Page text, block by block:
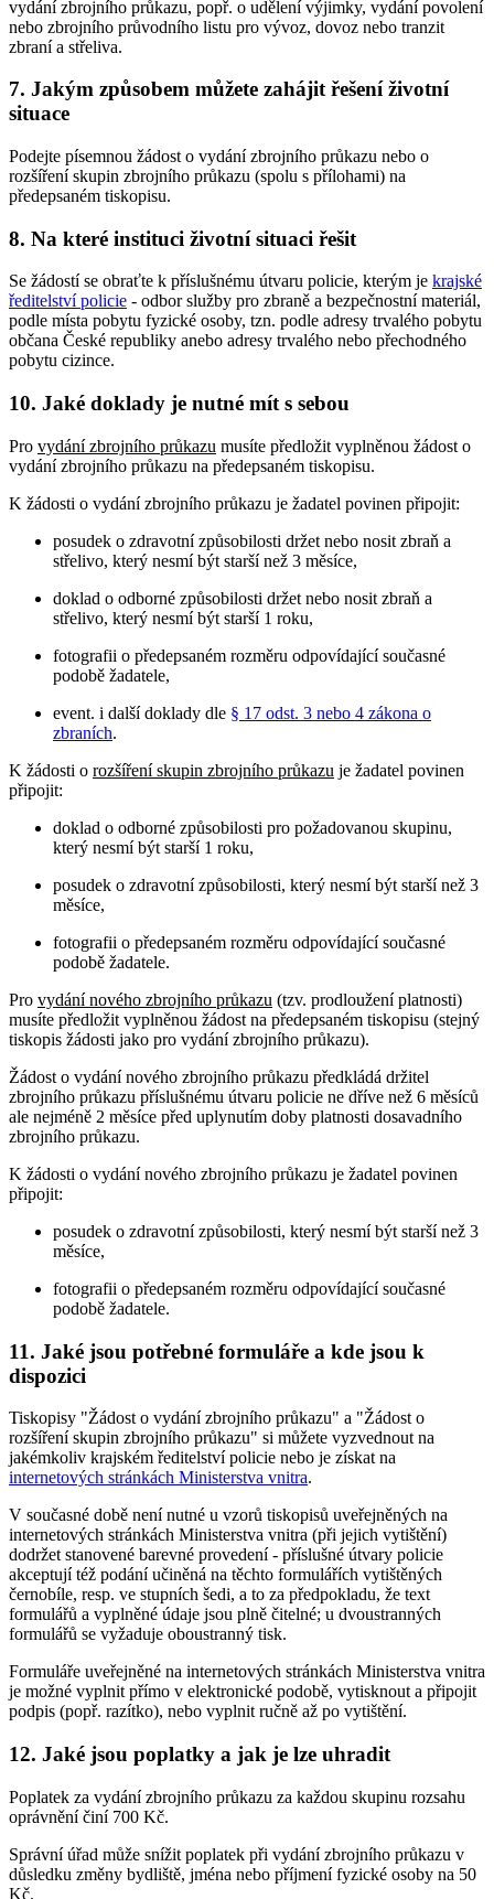
vydání zbrojního průkazu, popř. o udělení výjimky, vydání povolení
nebo zbrojního průvodního listu pro vývoz, dovoz nebo tranzit
zbraní a střeliva.
7. Jakým způsobem můžete zahájit řešení životní
situace
Podejte písemnou žádost o vydání zbrojního průkazu nebo o
rozšíření skupin zbrojního průkazu (spolu s přílohami) na
předepsaném tiskopisu.
8. Na které instituci životní situaci řešit
Se žádostí se obraťte k příslušnému útvaru policie, kterým je krajské
ředitelství policie - odbor služby pro zbraně a bezpečnostní materiál,
podle místa pobytu fyzické osoby, tzn. podle adresy trvalého pobytu
občana České republiky anebo adresy trvalého nebo přechodného
pobytu cizince.
10. Jaké doklady je nutné mít s sebou
Pro vydání zbrojního průkazu musíte předložit vyplněnou žádost o
vydání zbrojního průkazu na předepsaném tiskopisu.
K žádosti o vydání zbrojního průkazu je žadatel povinen připojit:
posudek o zdravotní způsobilosti držet nebo nosit zbraň a
střelivo, který nesmí být starší než 3 měsíce,
doklad o odborné způsobilosti držet nebo nosit zbraň a
střelivo, který nesmí být starší 1 roku,
fotografii o předepsaném rozměru odpovídající současné
podobě žadatele,
event. i další doklady dle § 17 odst. 3 nebo 4 zákona o
zbraních.
K žádosti o rozšíření skupin zbrojního průkazu je žadatel povinen
připojit:
doklad o odborné způsobilosti pro požadovanou skupinu,
který nesmí být starší 1 roku,
posudek o zdravotní způsobilosti, který nesmí být starší než 3
měsíce,
fotografii o předepsaném rozměru odpovídající současné
podobě žadatele.
Pro vydání nového zbrojního průkazu (tzv. prodloužení platnosti)
musíte předložit vyplněnou žádost na předepsaném tiskopisu (stejný
tiskopis žádosti jako pro vydání zbrojního průkazu).
Žádost o vydání nového zbrojního průkazu předkládá držitel
zbrojního průkazu příslušnému útvaru policie ne dříve než 6 měsíců
ale nejméně 2 měsíce před uplynutím doby platnosti dosavadního
zbrojního průkazu.
K žádosti o vydání nového zbrojního průkazu je žadatel povinen
připojit:
posudek o zdravotní způsobilosti, který nesmí být starší než 3
měsíce,
fotografii o předepsaném rozměru odpovídající současné
podobě žadatele.
11. Jaké jsou potřebné formuláře a kde jsou k
dispozici
Tiskopisy "Žádost o vydání zbrojního průkazu" a "Žádost o
rozšíření skupin zbrojního průkazu" si můžete vyzvednout na
jakémkoliv krajském ředitelství policie nebo je získat na
internetových stránkách Ministerstva vnitra.
V současné době není nutné u vzorů tiskopisů uveřejněných na
internetových stránkách Ministerstva vnitra (při jejich vytištění)
dodržet stanovené barevné provedení - příslušné útvary policie
akceptují též podání učiněná na těchto formulářích vytištěných
černobíle, resp. ve stupních šedi, a to za předpokladu, že text
formulářů a vyplněné údaje jsou plně čitelné; u dvoustranných
formulářů se vyžaduje oboustranný tisk.
Formuláře uveřejněné na internetových stránkách Ministerstva vnitra
je možné vyplnit přímo v elektronické podobě, vytisknout a připojit
podpis (popř. razítko), nebo vyplnit ručně až po vytištění.
12. Jaké jsou poplatky a jak je lze uhradit
Poplatek za vydání zbrojního průkazu za každou skupinu rozsahu
oprávnění činí 700 Kč.
Správní úřad může snížit poplatek při vydání zbrojního průkazu v
důsledku změny bydliště, jména nebo příjmení fyzické osoby na 50
Kč.